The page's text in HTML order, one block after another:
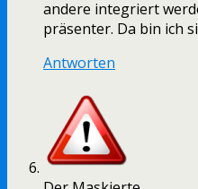
andere integriert
präsenter. Da bin ich
Antworten